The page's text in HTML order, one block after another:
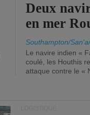
Deux
en mer
Southampton/
Le navire indien «
coulé, les Houthis
attaque contre le «